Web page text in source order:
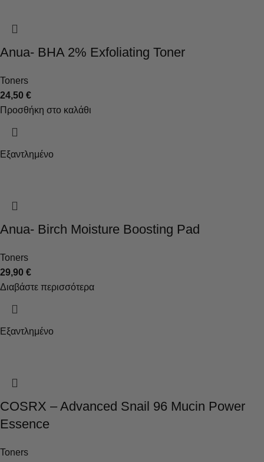
Anua- BHA 2% Exfoliating Toner
Toners
24,50 €
Προσθήκη στο καλάθι
Εξαντλημένο
Anua- Birch Moisture Boosting Pad
Toners
29,90 €
Διαβάστε περισσότερα
Εξαντλημένο
COSRX – Advanced Snail 96 Mucin Power
Essence
Toners